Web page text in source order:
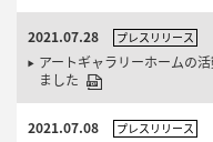
2021.07.28 プレスリリース
アートギャラリーホームの
ました
2021.07.08 プレスリリース